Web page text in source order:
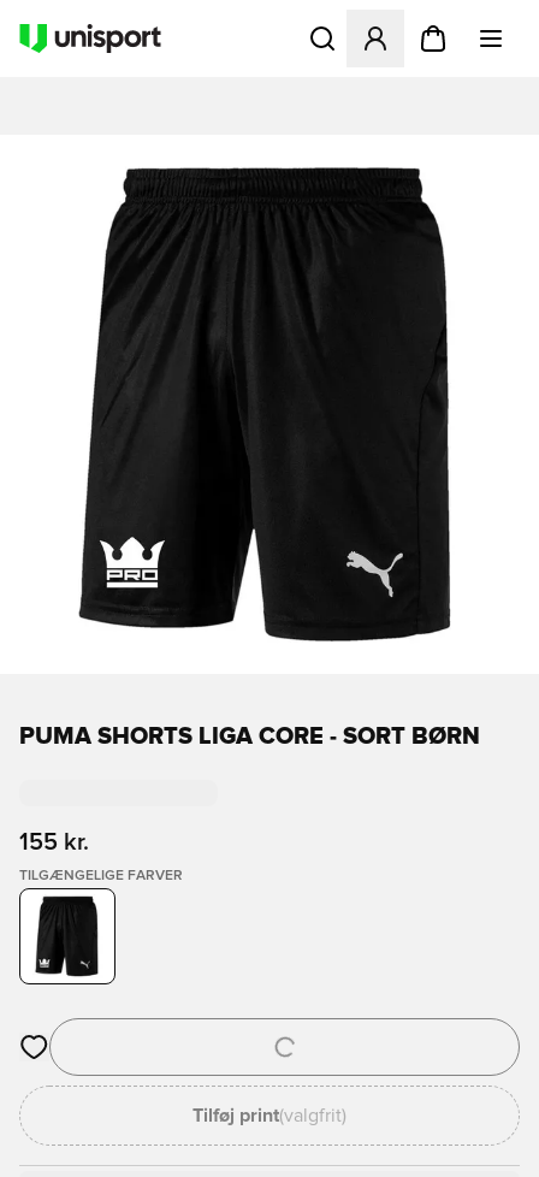
Åbner en Modal til at
PUMA SHORTS LIGA CORE - SORT BØRN
155 kr.
TILGÆNGELIGE FARVER
Åbner en Modal til at logge ind eller tilmelde dig som medlem
Tilføj print(valgfrit)